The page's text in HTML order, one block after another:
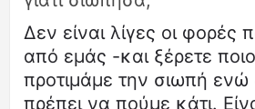
Δεν είναι λίγες οι φορές
από εμάς -και ξέρετε
προτιμάμε την σιωπή
πρέπει να πούμε κάτι.